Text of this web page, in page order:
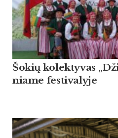
Šo­kių ko­lek­ty­vas
nia­me fes­ti­va­ly­je